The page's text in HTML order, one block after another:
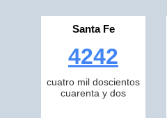
Santa Fe
4242
cuatro mil doscientos
cuarenta y dos